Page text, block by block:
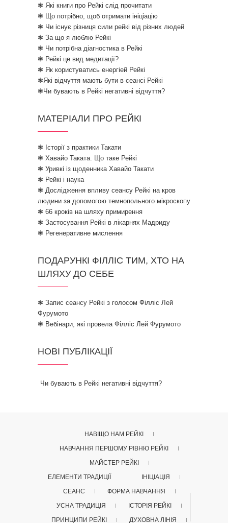
❃ Які книги про Рейкі слід прочитати
❃ Що потрібно, щоб отримати ініціацію
❃ Чи існує різниця сили рейкі від різних людей
❃ За що я люблю Рейкі
❃ Чи потрібна діагностика в Рейкі
❃ Рейкі це вид медитації?
❃ Як користуватись енергіей Рейкі
❃Які відчуття мають бути в сеансі Рейкі
❃Чи бувають в Рейкі негативні відчуття?
МАТЕРІАЛИ ПРО РЕЙКІ
❃ Історії з практики Такати
❃ Хавайо Таката. Що таке Рейкі
❃ Уривкі із щоденника Хавайо Такати
❃ Рейкі і наука
❃ Дослідження впливу сеансу Рейкі на кров
людини за допомогою темнопольного мікроскопу
❃ 66 кроків на шляху примирення
❃ Застосування Рейкі в лікарнях Мадриду
❃ Регенеративне мислення
ПОДАРУНКІ ФІЛЛІС ТИМ, ХТО НА
ШЛЯХУ ДО СЕБЕ
❃ Запис сеансу Рейкі з голосом Філліс Лей
Фурумото
❃ Вебінари, які провела Філліс Лей Фурумото
НОВІ ПУБЛІКАЦІЇ
Чи бувають в Рейкі негативні відчуття?
НАВІЩО НАМ РЕЙКІ
НАВЧАННЯ ПЕРШОМУ РІВНЮ РЕЙКІ
МАЙСТЕР РЕЙКІ
ЕЛЕМЕНТИ ТРАДИЦІЇ
ІНІЦІАЦІЯ
СЕАНС
ФОРМА НАВЧАННЯ
УСНА ТРАДИЦІЯ
ІСТОРІЯ РЕЙКІ
ПРИНЦИПИ РЕЙКІ
ДУХОВНА ЛІНІЯ